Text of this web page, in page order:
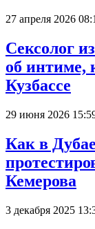
27 апреля 2026
Сексолог
об интиме,
Кузбассе
29 июня 2026
Как в
Кемерова
3 декабря 2025